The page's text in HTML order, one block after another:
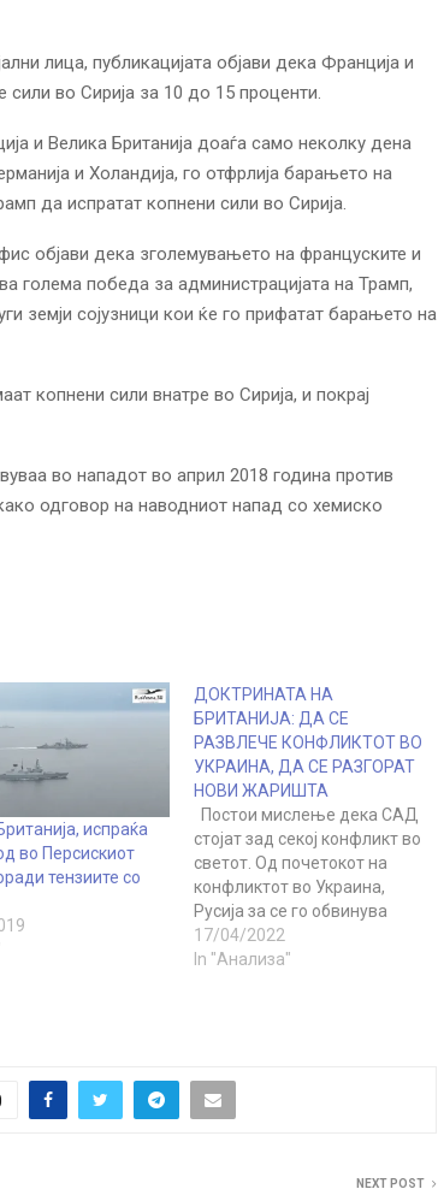
лица, публикацијата објави дека Франција и
сили во Сирија за 10 до 15 проценти.
и Велика Британија доаѓа само неколку дена
и Холандија, го отфрлија барањето на
да испратат копнени сили во Сирија.
објави дека зголемувањето на француските и
голема победа за администрацијата на Трамп,
земји сојузници кои ќе го прифатат барањето на
копнени сили внатре во Сирија, и покрај
во нападот во април 2018 година против
одговор на наводниот напад со хемиско
испраќа
во Персискиот
тензиите со
ДОКТРИНАТА НА
БРИТАНИЈА: ДА СЕ
РАЗВЛЕЧЕ КОНФЛИКТОТ ВО
УКРАИНА, ДА СЕ РАЗГОРАТ
НОВИ ЖАРИШТА
Постои мислење дека САД
стојат зад секој конфликт во
светот. Од почетокот на
конфликтот во Украина,
Русија за се го обвинува
Вашингтон. Најмногу руските
власти зборуваат за НАТО
одлучува. Меѓутоа, ако
погледнеме кој…
17/04/2022
In "Анализа"
NEXT POST